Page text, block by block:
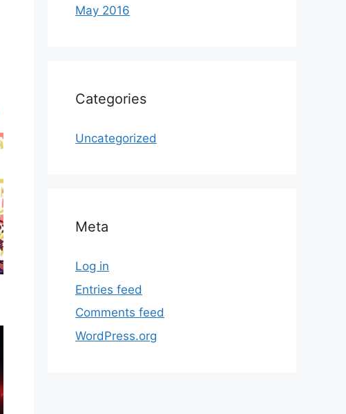
May 2016
Categories
Uncategorized
Meta
Log in
Entries feed
Comments feed
WordPress.org